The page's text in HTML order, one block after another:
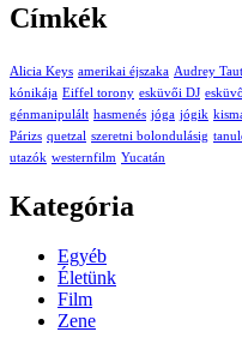
Címkék
Alicia Keys amerikai éjszaka Audrey
kónikája Eiffel torony esküvői DJ
génmanipulált hasmenés jóga jógik
Párizs quetzal szeretni bolondulásig
utazók westernfilm Yucatán
Kategória
Egyéb
Életünk
Film
Zene